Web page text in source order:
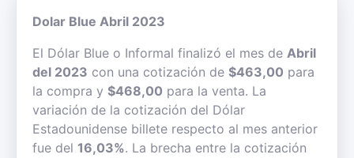
Dolar Blue Abril 2023
El Dólar Blue o Informal finalizó el mes de Abril
del 2023 con una cotización de $463,00 para
la compra y $468,00 para la venta. La
variación de la cotización del Dólar
Estadounidense billete respecto al mes anterior
fue del 16,03%. La brecha entre la cotización